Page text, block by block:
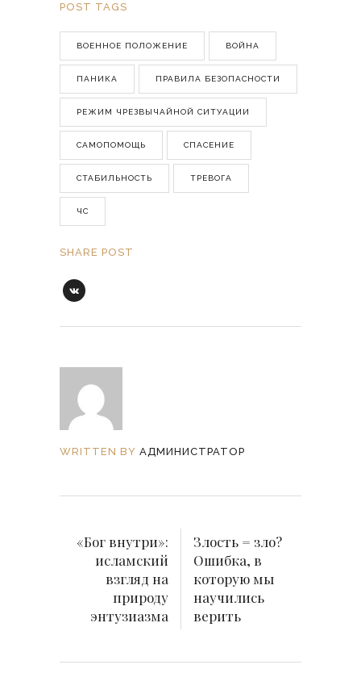
POST TAGS
ВОЕННОЕ ПОЛОЖЕНИЕ ВОЙНА
ПАНИКА ПРАВИЛА БЕЗОПАСНОСТИ
РЕЖИМ ЧРЕЗВЫЧАЙНОЙ СИТУАЦИИ
САМОПОМОЩЬ СПАСЕНИЕ
СТАБИЛЬНОСТЬ ТРЕВОГА
ЧС
SHARE POST
WRITTEN BY АДМИНИСТРАТОР
«Бог внутри»:
исламский
взгляд на
природу
энтузиазма
Злость = зло?
Ошибка, в
которую мы
научились
верить